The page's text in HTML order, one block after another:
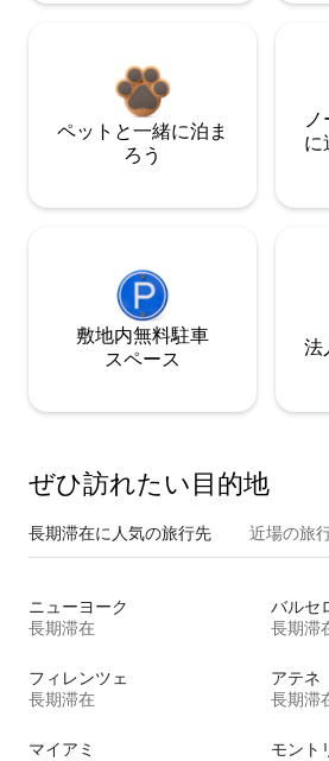
ペットと一緒に泊ま
ろう
に
敷地内無料駐⁠車
ス⁠ペ⁠ー⁠ス
法
ぜひ訪⁠れ⁠た⁠い目⁠的⁠地
長期滞在に人気の旅行先 近場の旅
ニューヨーク
長期滞在
バルセ
長期滞
フィレンツェ
長期滞在
アテネ
長期滞
マイアミ
モント